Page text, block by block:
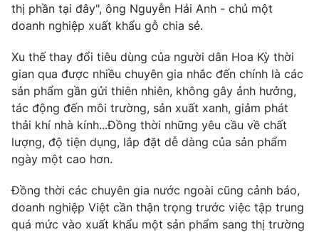
thị phần tại đây", ông Nguyễn Hải Anh - chủ một
doanh nghiệp xuất khẩu gỗ chia sẻ.
Xu thế thay đổi tiêu dùng của người dân Hoa Kỳ thời
gian qua được nhiều chuyên gia nhắc đến chính là các
sản phẩm gần gửi thiên nhiên, không gây ảnh hưởng,
tác động đến môi trường, sản xuất xanh, giảm phát
thải khí nhà kính...Đồng thời những yêu cầu về chất
lượng, độ tiện dụng, lắp đặt dễ dàng của sản phẩm
ngày một cao hơn.
Đồng thời các chuyên gia nước ngoài cũng cảnh báo,
doanh nghiệp Việt cần thận trọng trước việc tập trung
quá mức vào xuất khẩu một sản phẩm sang thị trường